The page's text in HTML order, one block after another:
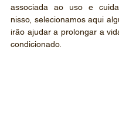
associada ao uso e
nisso, selecionamos aqui
irão ajudar a prolongar a
condicionado.